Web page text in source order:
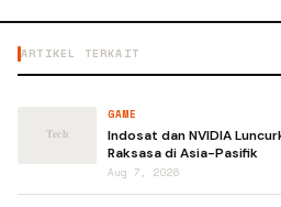
ARTIKEL TERKAIT
GAME
Indosat dan NVIDIA
Raksasa di Asia-Pasifik
Aug 7, 2026